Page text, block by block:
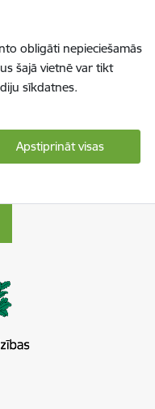
obligāti nepieciešamās
šajā vietnē var tikt
sīkdatnes.
Apstiprināt visas